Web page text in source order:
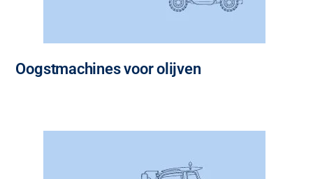
Oogstmachines voor olijven